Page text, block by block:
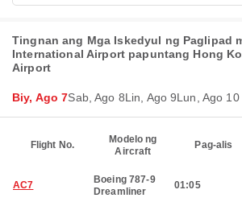
Tingnan ang Mga Iskedyul ng Paglipad
International Airport papuntang Hong
Airport
Biy, Ago 7Sab, Ago 8Lin, Ago 9Lun, Ago 10
Flight No.
Modelo ng
Aircraft
Pag-alis
AC7
Boeing 787-9
Dreamliner
01:05